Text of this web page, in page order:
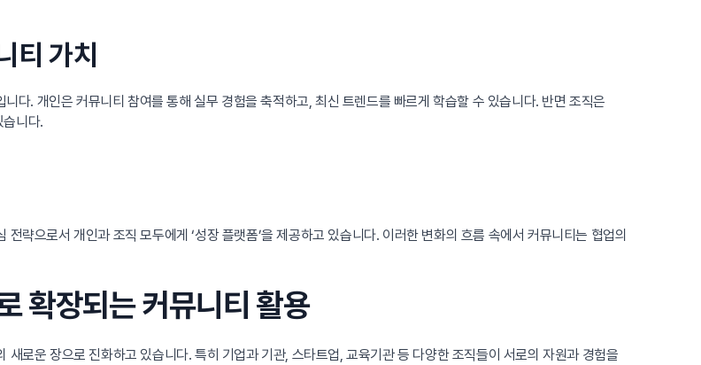
티 가치
니다. 개인은 커뮤니티 참여를 통해 실무 경험을 축적하고, 최신 트렌드를 빠르게 학습할 수 있습니다. 반면 조직은
니다.
략으로서 개인과 조직 모두에게 ‘성장 플랫폼’을 제공하고 있습니다. 이러한 변화의 흐름 속에서 커뮤니티는 협업의
확장되는 커뮤니티 활용
새로운 장으로 진화하고 있습니다. 특히 기업과 기관, 스타트업, 교육기관 등 다양한 조직들이 서로의 자원과 경험을